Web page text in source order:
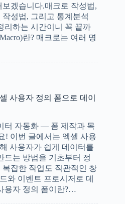
겠습니다.매크로 작성법,
성법, 그리고 통계분석
리하는 시간이니 꼭 끝까
란? 매크로는 여러 명
사용자 정의 폼으로 데이
터 자동화 — 폼 제작과 목
! 이번 글에서는 엑셀 사용
사용자가 쉽게 데이터를
드는 방법을 기초부터 정
잡한 작업도 직관적인 창
와 이벤트 프로시저로 데
용자 정의 폼이란?…